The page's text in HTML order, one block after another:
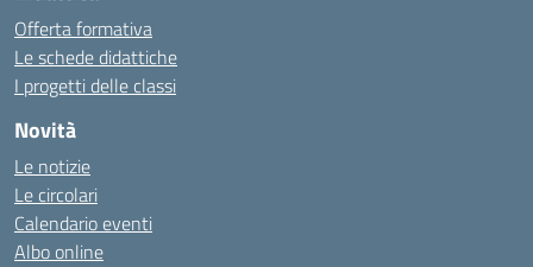
Offerta formativa
Le schede didattiche
I progetti delle classi
Novità
Le notizie
Le circolari
Calendario eventi
Albo online